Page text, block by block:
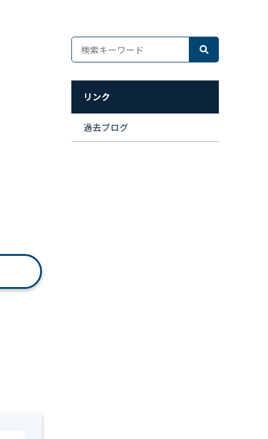
リンク
過去ブログ